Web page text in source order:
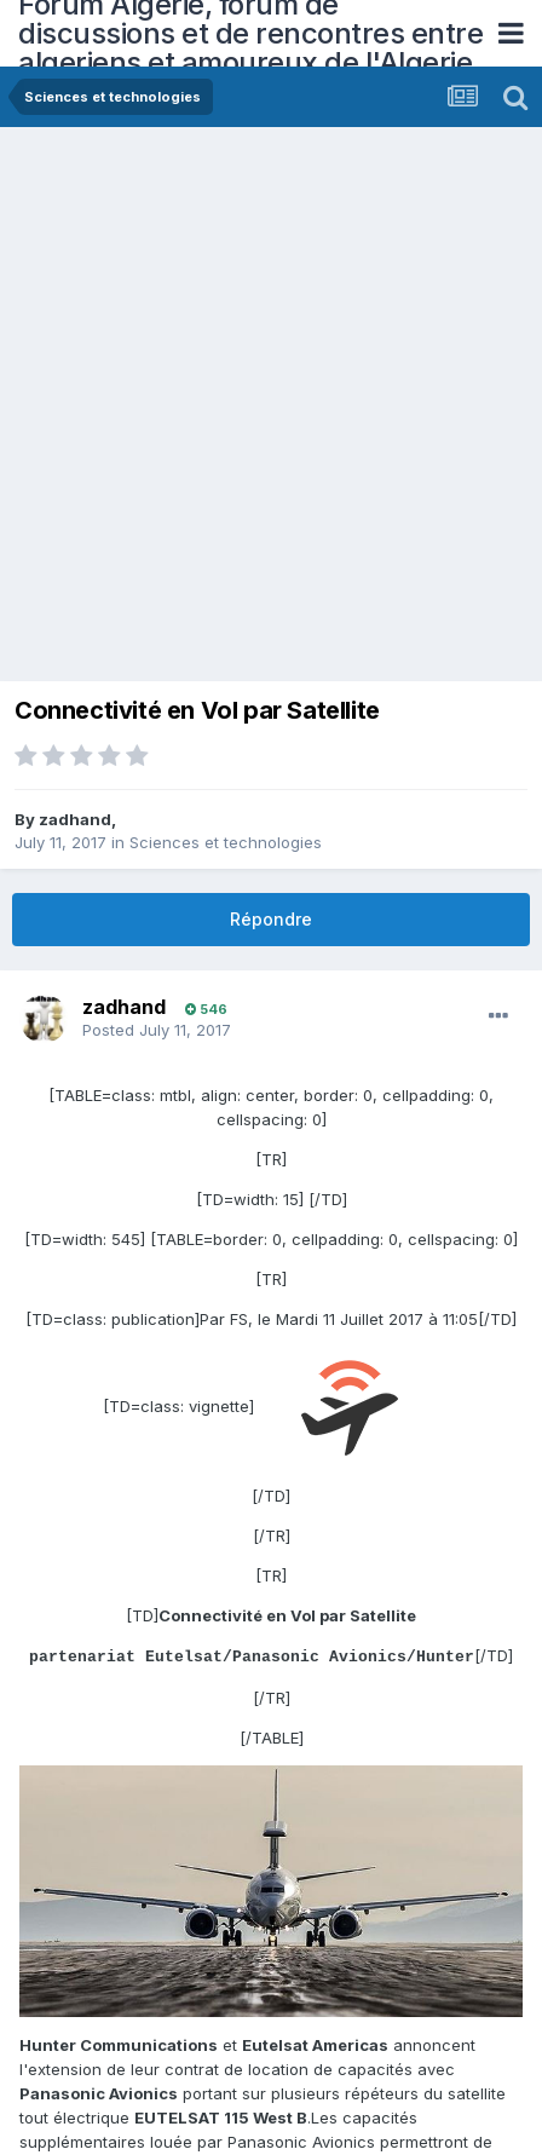
discussions et de rencontres entre
algeriens et amoureux de l'Algerie
Sciences et technologies
Connectivité en Vol par Satellite
By zadhand,
July 11, 2017 in Sciences et technologies
Répondre
zadhand 546
Posted July 11, 2017
[TABLE=class: mtbl, align: center, border: 0, cellpadding: 0,
cellspacing: 0]
[TR]
[TD=width: 15] [/TD]
[TD=width: 545] [TABLE=border: 0, cellpadding: 0, cellspacing: 0]
[TR]
[TD=class: publication]Par FS, le Mardi 11 Juillet 2017 à 11:05 [/TD]
[TD=class: vignette]
[/TD]
[/TR]
[TR]
[TD]Connectivité en Vol par Satellite
partenariat Eutelsat/Panasonic Avionics/Hunter[/TD]
[/TR]
[/TABLE]
Hunter Communications et Eutelsat Americas annoncent
l'extension de leur contrat de location de capacités avec
Panasonic Avionics portant sur plusieurs répéteurs du satellite
tout électrique EUTELSAT 115 West B.Les capacités
supplémentaires louée par Panasonic Avionics permettront de